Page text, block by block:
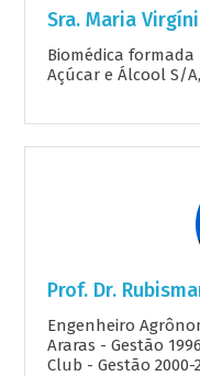
Sra. Maria
Biomédica formada
Açúcar e Álcool S/
Prof. Dr.
Engenheiro
Araras - Gestão
Club - Gestão 2000-